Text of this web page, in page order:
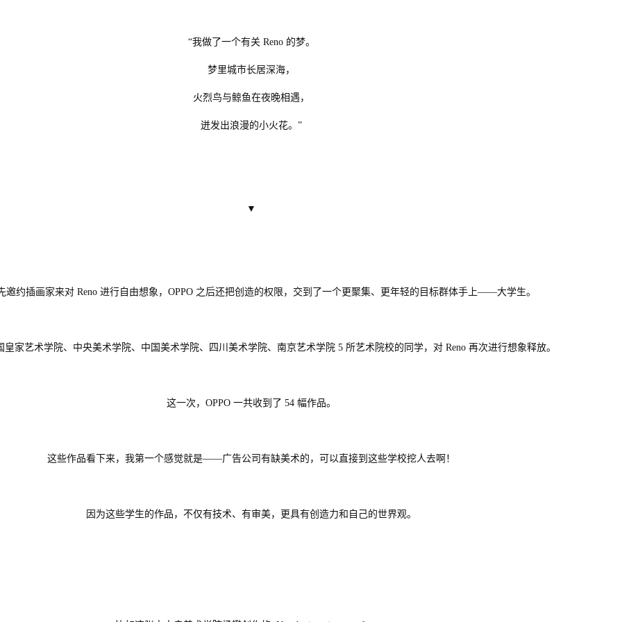
“我做了一个有关 Reno 的梦。
梦里城市长居深海，
火烈鸟与鲸鱼在夜晚相遇，
迸发出浪漫的小火花。”
▼
邀约插画家来对 Reno 进行自由想象，OPPO 之后还把创造的权限，交到了一个更聚集、更年轻的目标群体手上——大学生。
皇家艺术学院、中央美术学院、中国美术学院、四川美术学院、南京艺术学院 5 所艺术院校的同学，对 Reno 再次进行想象释放。
这一次，OPPO 一共收到了 54 幅作品。
这些作品看下来，我第一个感觉就是——广告公司有缺美术的，可以直接到这些学校挖人去啊！
因为这些学生的作品，不仅有技术、有审美，更具有创造力和自己的世界观。